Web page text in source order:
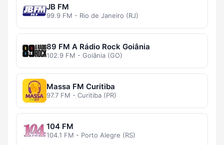
JB FM
99.9 FM - Rio de Janeiro (RJ)
89 FM A Rádio Rock Goiânia
102.9 FM - Goiânia (GO)
Massa FM Curitiba
97.7 FM - Curitiba (PR)
104 FM
104.1 FM - Porto Alegre (RS)